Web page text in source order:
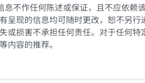
不作任何陈述或保证，且不应依赖
呈现的信息均可随时更改，恕不另
或损害不承担任何责任。对于任何
内容的推荐。